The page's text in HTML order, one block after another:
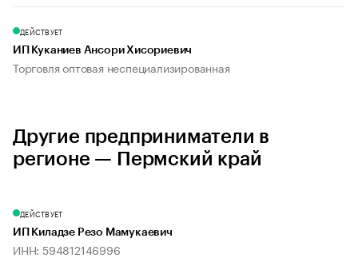
ДЕЙСТВУЕТ
ИП Куканиев Ансори Хисориевич
Торговля оптовая неспециализированная
Другие предприниматели в
регионе — Пермский край
ДЕЙСТВУЕТ
ИП Киладзе Резо Мамукаевич
ИНН: 594812146996